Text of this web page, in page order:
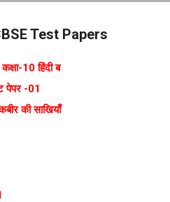
Test Papers
10 हिंदी ब
पेपर -01
की साखियाँ